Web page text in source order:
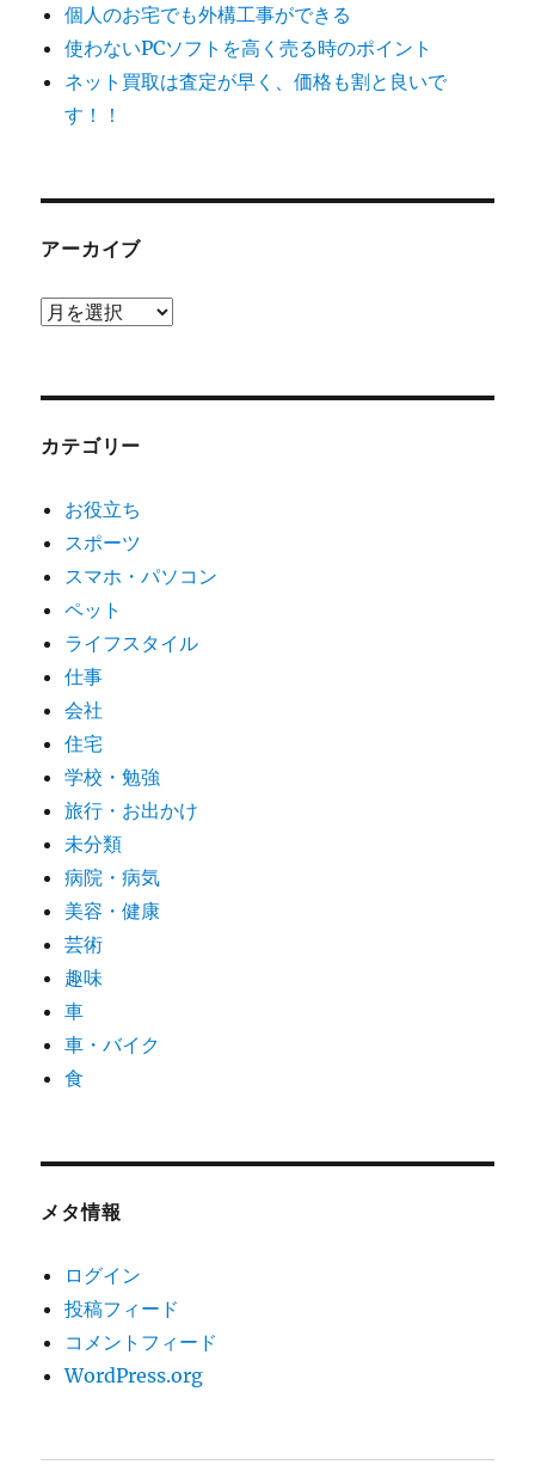
個人のお宅でも外構工事ができる
使わないPCソフトを高く売る時のポイント
ネット買取は査定が早く、価格も割と良いで
す！！
アーカイブ
ア
ブ
カテゴリー
お役立ち
スポーツ
スマホ・パソコン
ペット
ライフスタイル
仕事
会社
住宅
学校・勉強
旅行・お出かけ
未分類
病院・病気
美容・健康
芸術
趣味
車
車・バイク
食
メタ情報
ログイン
投稿フィード
コメントフィード
WordPress.org